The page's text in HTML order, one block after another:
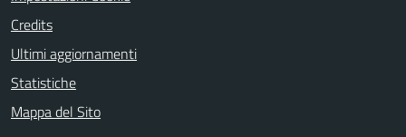
Credits
Ultimi aggiornamenti
Statistiche
Mappa del Sito